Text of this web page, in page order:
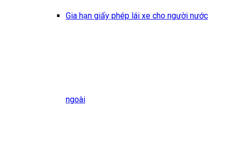
Gia hạn giấy phép lái xe cho người nước
ngoài